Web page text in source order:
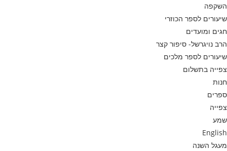
השקפה
שיעורים לספר הכוזרי
חגים ומועדים
הרב נויגרשל- סיפור קצר
שיעורים לספר מלכים
צפייה בתשלום
חנות
ספרים
צפייה
שמע
English
מעגל השנה